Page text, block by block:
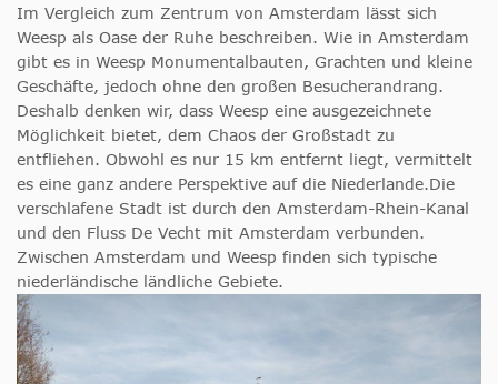
Im Vergleich zum Zentrum von Amsterdam lässt sich
Weesp als Oase der Ruhe beschreiben. Wie in Amsterdam
gibt es in Weesp Monumentalbauten, Grachten und kleine
Geschäfte, jedoch ohne den großen Besucherandrang.
Deshalb denken wir, dass Weesp eine ausgezeichnete
Möglichkeit bietet, dem Chaos der Großstadt zu
entfliehen. Obwohl es nur 15 km entfernt liegt, vermittelt
es eine ganz andere Perspektive auf die Niederlande.Die
verschlafene Stadt ist durch den Amsterdam-Rhein-Kanal
und den Fluss De Vecht mit Amsterdam verbunden.
Zwischen Amsterdam und Weesp finden sich typische
niederländische ländliche Gebiete.